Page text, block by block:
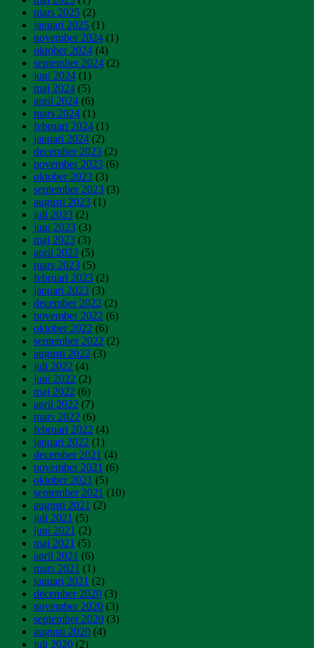
mars 2025 (2)
januari 2025 (1)
november 2024 (1)
oktober 2024 (4)
september 2024 (2)
juni 2024 (1)
maj 2024 (5)
april 2024 (6)
mars 2024 (1)
februari 2024 (1)
januari 2024 (2)
december 2023 (2)
november 2023 (6)
oktober 2023 (3)
september 2023 (3)
augusti 2023 (1)
juli 2023 (2)
juni 2023 (3)
maj 2023 (3)
april 2023 (5)
mars 2023 (5)
februari 2023 (2)
januari 2023 (3)
december 2022 (2)
november 2022 (6)
oktober 2022 (6)
september 2022 (2)
augusti 2022 (3)
juli 2022 (4)
juni 2022 (2)
maj 2022 (6)
april 2022 (7)
mars 2022 (6)
februari 2022 (4)
januari 2022 (1)
december 2021 (4)
november 2021 (6)
oktober 2021 (5)
september 2021 (10)
augusti 2021 (2)
juli 2021 (5)
juni 2021 (2)
maj 2021 (5)
april 2021 (6)
mars 2021 (1)
januari 2021 (2)
december 2020 (3)
november 2020 (3)
september 2020 (3)
augusti 2020 (4)
juli 2020 (2)